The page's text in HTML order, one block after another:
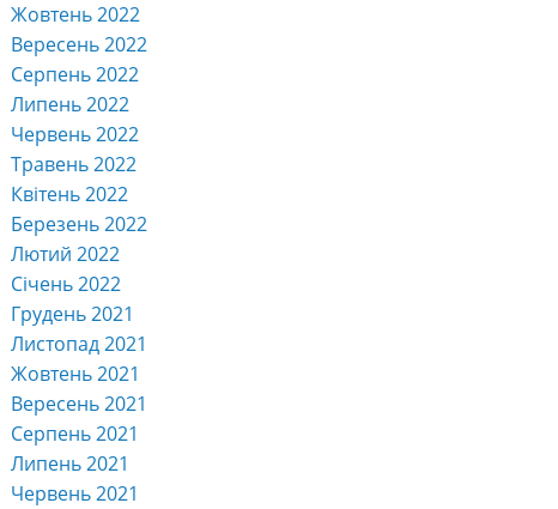
Жовтень 2022
Вересень 2022
Серпень 2022
Липень 2022
Червень 2022
Травень 2022
Квітень 2022
Березень 2022
Лютий 2022
Січень 2022
Грудень 2021
Листопад 2021
Жовтень 2021
Вересень 2021
Серпень 2021
Липень 2021
Червень 2021